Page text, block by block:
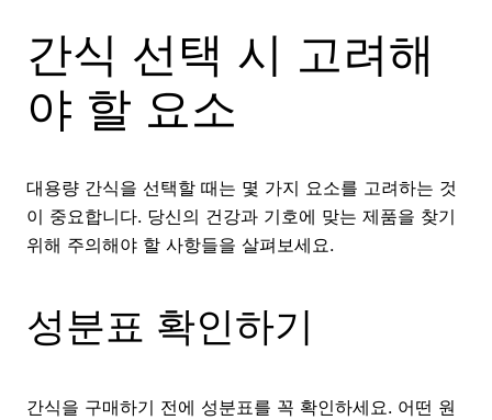
간식 선택 시 고려해
야 할 요소
대용량 간식을 선택할 때는 몇 가지 요소를 고려하는 것
이 중요합니다. 당신의 건강과 기호에 맞는 제품을 찾기
위해 주의해야 할 사항들을 살펴보세요.
성분표 확인하기
간식을 구매하기 전에 성분표를 꼭 확인하세요. 어떤 원